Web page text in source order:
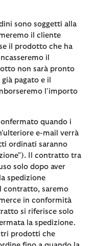
sono soggetti alla
il cliente
il prodotto che ha
il
non sarà pronto
pagato e il
l'importo
quando i
e-mail verrà
ordinati saranno
Il contratto tra
solo dopo aver
spedizione
contratto, saremo
in conformità
si riferisce solo
la spedizione.
prodotti che